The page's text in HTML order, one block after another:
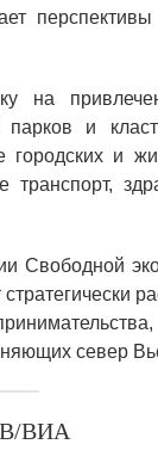
на
и
городских и
Свободной
север
ВИА